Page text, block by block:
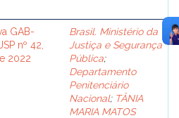
GAB-
nº 42,
2022
Brasil. Ministério da
Justiça e Segurança
Pública;
Departamento
Penitenciário
Nacional; TÂNIA
MARIA MATOS